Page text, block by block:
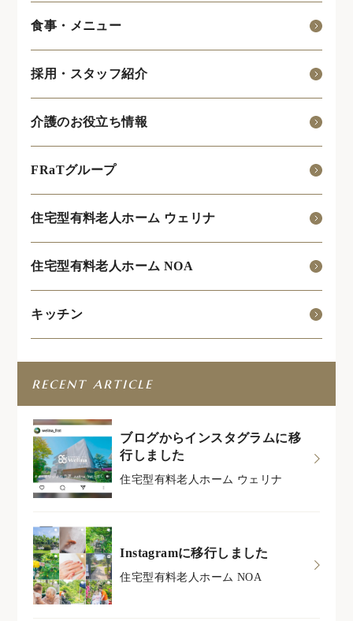
食事・メニュー
採用・スタッフ紹介
介護のお役立ち情報
FRaTグループ
住宅型有料老人ホーム ウェリナ
住宅型有料老人ホーム NOA
キッチン
recent article
ブログからインスタグラムに移
行しました
住宅型有料老人ホーム ウェリナ
Instagramに移行しました
住宅型有料老人ホーム NOA